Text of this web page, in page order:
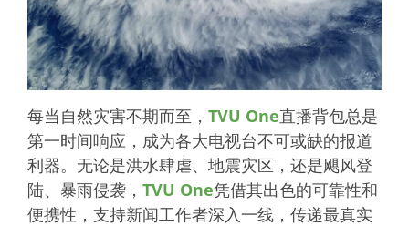
每当自然灾害不期而至， TVU One直播背包总是
第一时间响应，成为各大电视台不可或缺的报道
利器。无论是洪水肆虐、地震灾区，还是飓风登
陆、暴雨侵袭， TVU One凭借其出色的可靠性和
便携性，支持新闻工作者深入一线，传递最真实